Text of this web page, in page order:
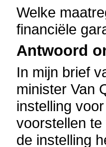
Welke
financiële
Antwoord
In mijn brief
minister Van
instelling
voorstellen
de instelling